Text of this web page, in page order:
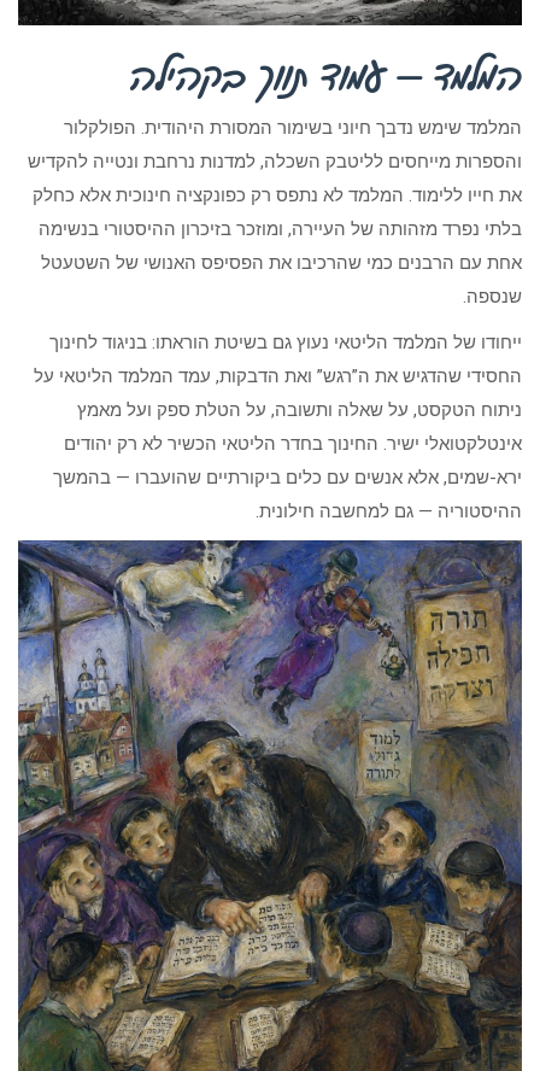
המלמד — עמוד תווך בקהילה
המלמד שימש נדבך חיוני בשימור המסורת היהודית. הפולקלור
והספרות מייחסים לליטבק השכלה, למדנות נרחבת ונטייה להקדיש
את חייו ללימוד. המלמד לא נתפס רק כפונקציה חינוכית אלא כחלק
בלתי נפרד מזהותה של העיירה, ומוזכר בזיכרון ההיסטורי בנשימה
אחת עם הרבנים כמי שהרכיבו את הפסיפס האנושי של השטעטל
שנספה.
ייחודו של המלמד הליטאי נעוץ גם בשיטת הוראתו: בניגוד לחינוך
החסידי שהדגיש את ה”רגש” ואת הדבקות, עמד המלמד הליטאי על
ניתוח הטקסט, על שאלה ותשובה, על הטלת ספק ועל מאמץ
אינטלקטואלי ישיר. החינוך בחדר הליטאי הכשיר לא רק יהודים
ירא-שמים, אלא אנשים עם כלים ביקורתיים שהועברו — בהמשך
ההיסטוריה — גם למחשבה חילונית.